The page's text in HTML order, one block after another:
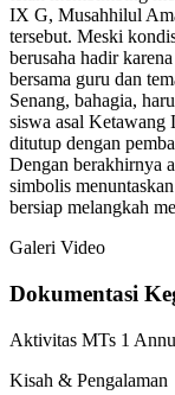
IX G, Musahhilul
tersebut. Meski
berusaha hadir
bersama guru dan
Senang, bahagia,
siswa asal Ketawang
ditutup dengan
Dengan berakhirnya
simbolis
bersiap melangkah
Galeri Video
Dokumentasi
Aktivitas MTs 1
Kisah & Pengalaman